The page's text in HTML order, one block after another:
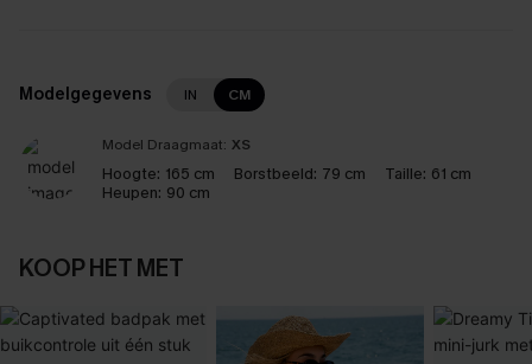
Modelgegevens IN CM
Model Draagmaat: XS
Hoogte: 165 cm Borstbeeld: 79 cm Taille: 61 cm
Heupen: 90 cm
KOOP HET MET